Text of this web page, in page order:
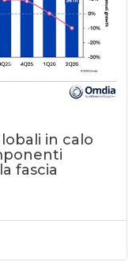
in calo
fascia